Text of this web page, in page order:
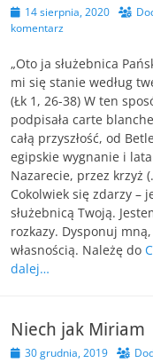
Opublikowano
14 sierpnia, 2020
komentarz
„Oto ja służebnica
mi się stanie według
(Łk 1, 26-38) W ten
podpisała carte
całą przyszłość, od
egipskie wygnanie i
Nazarecie, przez krzyż
Cokolwiek się zdarzy –
służebnicą Twoją.
rozkazy. Dysponuj
własnością. Należę do
dalej…
Niech jak Miriam
Opublikowano
30 grudnia, 2019